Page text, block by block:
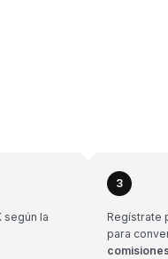
según la
3
Regístrate
para